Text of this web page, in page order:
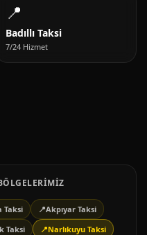
📍
Badıllı Taksi
7/24 Hizmet
Taksi 📍Akpıyar Taksi
Taksi 📍Narlıkuyu Taksi